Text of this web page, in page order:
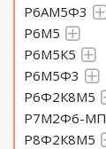
Р6АМ5Ф3
Р6М5
Р6М5К5
Р6М5Ф3
Р6Ф2К8М5
Р7М2Ф6-МП
Р8Ф2К8М5